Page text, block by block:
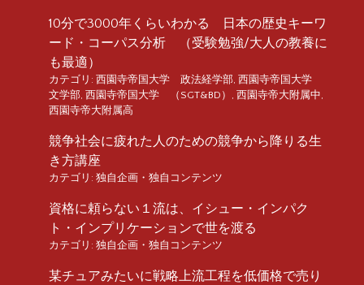
10分で3000年くらいわかる 日本の歴史キーワ
ード・コーパス分析 （受験勉強/大人の教養に
も最適）
カテゴリ: 西園寺帝国大学 政法経学部, 西園寺帝国大学
文学部, 西園寺帝国大学 （SGT&BD） , 西園寺帝大附属中,
西園寺帝大附属高
競争社会に疲れた人のための競争から降りる生
き方講座
カテゴリ: 独自企画・独自コンテンツ
資格に頼らない１流は、イシュー・インパク
ト・インプリケーションで世を渡る
カテゴリ: 独自企画・独自コンテンツ
某チュアみたいに戦略上流工程を低価格で売り